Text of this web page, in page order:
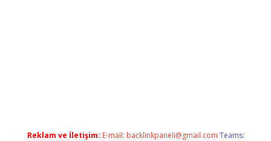
Reklam ve İletişim: E-mail: backlinkpaneli@gmail.com Teams: